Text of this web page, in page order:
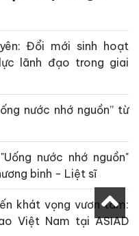
Đổi mới sinh hoạt
lãnh đạo trong giai
nước nhớ nguồn” từ
nước nhớ nguồn"
binh - Liệt sĩ
khát vọng vươn tầm:
Việt Nam tại ASIAD